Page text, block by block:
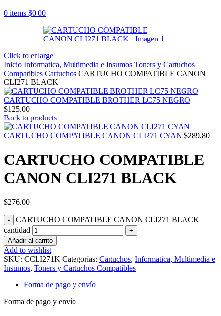
0 items $0.00
Click to enlarge
Inicio Informatica, Multimedia e Insumos Toners y Cartuchos
Compatibles Cartuchos CARTUCHO COMPATIBLE CANON
CLI271 BLACK
CARTUCHO COMPATIBLE BROTHER LC75 NEGRO
$125.00
Back to products
CARTUCHO COMPATIBLE CANON CLI271 CYAN $289.80
CARTUCHO COMPATIBLE
CANON CLI271 BLACK
$276.00
CARTUCHO COMPATIBLE CANON CLI271 BLACK
cantidad
Añadir al carrito
Add to wishlist
SKU: CCLI271K Categorías: Cartuchos, Informatica, Multimedia e
Insumos, Toners y Cartuchos Compatibles
Forma de pago y envío
Forma de pago y envío